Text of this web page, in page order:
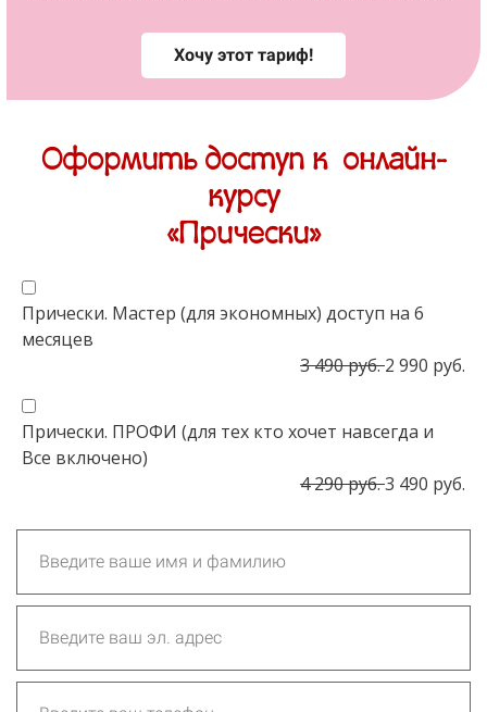
Хочу этот тариф!
Оформить доступ к онлайн-
курсу
«Прически»
Прически. Мастер (для экономных) доступ на 6
месяцев
3 490 руб.2 990 руб.
Прически. ПРОФИ (для тех кто хочет навсегда и
Все включено)
4 290 руб.3 490 руб.